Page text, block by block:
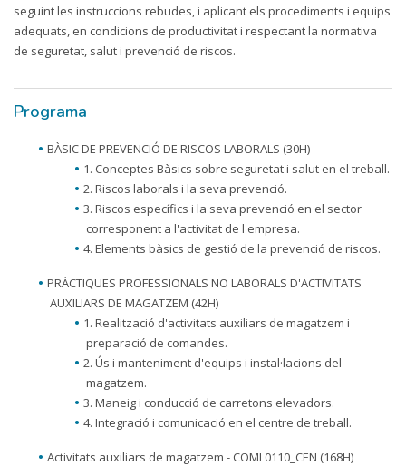
seguint les instruccions rebudes, i aplicant els procediments i equips
adequats, en condicions de productivitat i respectant la normativa
de seguretat, salut i prevenció de riscos.
Programa
BÀSIC DE PREVENCIÓ DE RISCOS LABORALS (30H)
1. Conceptes Bàsics sobre seguretat i salut en el treball.
2. Riscos laborals i la seva prevenció.
3. Riscos específics i la seva prevenció en el sector
corresponent a l'activitat de l'empresa.
4. Elements bàsics de gestió de la prevenció de riscos.
PRÀCTIQUES PROFESSIONALS NO LABORALS D'ACTIVITATS
AUXILIARS DE MAGATZEM (42H)
1. Realització d'activitats auxiliars de magatzem i
preparació de comandes.
2. Ús i manteniment d'equips i instal·lacions del
magatzem.
3. Maneig i conducció de carretons elevadors.
4. Integració i comunicació en el centre de treball.
Activitats auxiliars de magatzem - COML0110_CEN (168H)